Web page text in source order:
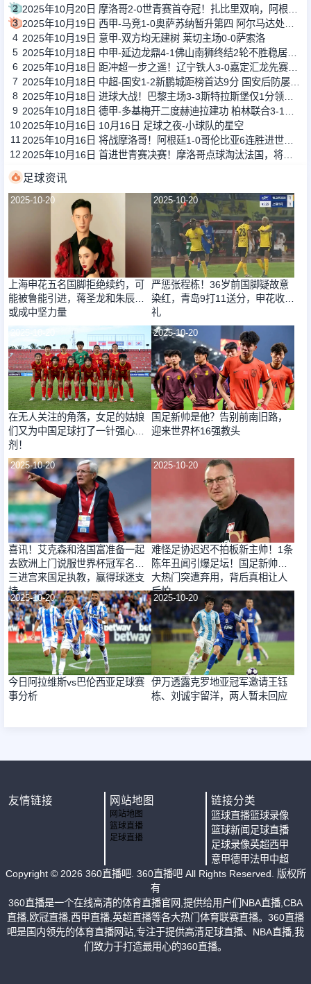
2
3
4 2025年10月19日 意甲-双方均无建树 莱切主场0-0萨索洛
5
6
7
8
9
102025年10月16日 10月16日 足球之夜-小球队的星空
11
12
足球资讯
2025-10-20
上海申花五名国脚拒绝续约，可
能被鲁能引进，蒋圣龙和朱辰杰
或成中坚力量
2025-10-20
严惩张程栋！36岁前国脚疑故意
染红，青岛9打11送分，申花收大
礼
2025-10-20
在无人关注的角落，女足的姑娘
们又为中国足球打了一针强心
剂！
2025-10-20
国足新帅是他？告别前南旧路，
迎来世界杯16强教头
2025-10-20
喜讯！艾克森和洛国富准备一起
去欧洲上门说服世界杯冠军名帅
三进宫来国足执教，赢得球迷支
持
2025-10-20
难怪足协迟迟不拍板新主帅！1条
陈年丑闻引爆足坛！国足新帅最
大热门突遭弃用，背后真相让人
后怕
2025-10-20
今日阿拉维斯vs巴伦西亚足球赛
事分析
2025-10-20
伊万透露克罗地亚冠军邀请王钰
栋、刘诚宇留洋，两人暂未回应
友情链接 网站地图
网站地图
篮球直播
足球直播
链接分类
篮球直播篮球录像
篮球新闻 足球直播
足球录像英超西甲
意甲德甲法甲中超
Copyright © 2026 360直播吧. 360直播吧 All Rights Reserved. 版权所
有
360直播是一个在线高清的体育直播官网,提供给用户们NBA直播,CBA
直播,欧冠直播,西甲直播,英超直播等各大热门体育联赛直播。360直播
吧是国内领先的体育直播网站,专注于提供高清足球直播、NBA直播,我
们致力于打造最用心的360直播。